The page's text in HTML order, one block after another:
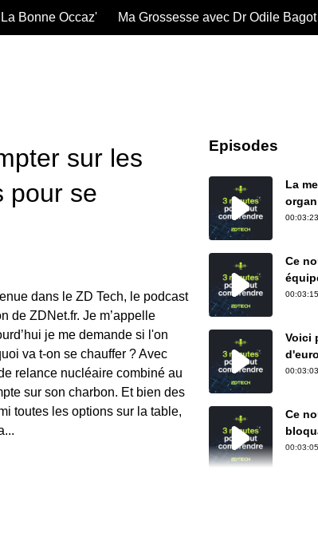
La Bonne Occaz' Ma Grossesse avec Dr Odile Bagot
sur les
pour se
dans le ZD Tech, le podcast
de ZDNet.fr. Je m’appelle
je me demande si l'on
va t-on se chauffer ? Avec
relance nucléaire combiné au
sur son charbon. Et bien des
toutes les options sur la table,
Episodes
La
Ce
Voici
Ce